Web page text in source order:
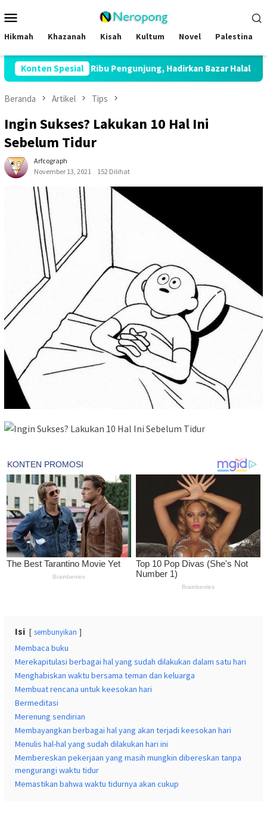
ke
kontenMobile
Hikmah Khazanah Kisah Kultum Novel Palestina
Konten Spesial
12 Ribu Pengunjung, Hadirkan Bazar Halal hingga Kajian
Beranda Artikel Tips
Ingin Sukses? Lakukan 10 Hal Ini
Sebelum Tidur
Arfcograph
November 13, 2021
152 Dilihat
Isi sembunyikan
Membaca buku
Merekapitulasi berbagai hal yang sudah dilakukan dalam satu hari
Menghabiskan waktu bersama teman dan keluarga
Membuat rencana untuk keesokan hari
Bermeditasi
Merenung sendirian
Membayangkan berbagai hal yang akan terjadi keesokan hari
Menulis hal-hal yang sudah dilakukan hari ini
Membereskan pekerjaan yang masih mungkin dibereskan tanpa
mengurangi waktu tidur
Memastikan bahwa waktu tidurnya akan cukup